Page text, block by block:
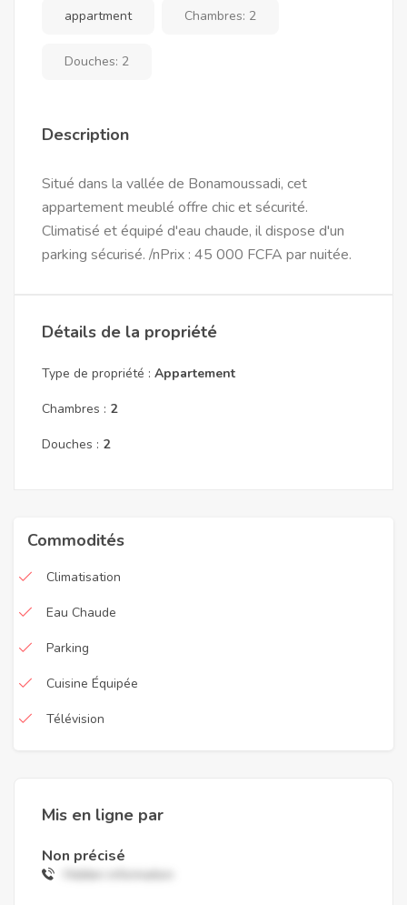
appartment Chambres: 2
Douches: 2
Description
Situé dans la vallée de Bonamoussadi, cet
appartement meublé offre chic et sécurité.
Climatisé et équipé d'eau chaude, il dispose d'un
parking sécurisé. /nPrix : 45 000 FCFA par nuitée.
Détails de la propriété
Type de propriété : Appartement
Chambres : 2
Douches : 2
Commodités
Climatisation
Eau Chaude
Parking
Cuisine Équipée
Télévision
Mis en ligne par
Non précisé